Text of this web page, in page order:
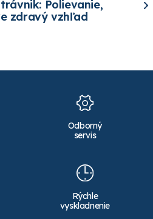
Polievanie,
zdravý vzhľad
Odborný
servis
Rýchle
vyskladnenie